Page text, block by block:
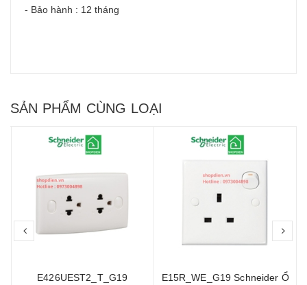
- Bảo hành : 12 tháng
SẢN PHẨM CÙNG LOẠI
E426UEST2_T_G19
E15R_WE_G19 Schneider Ổ